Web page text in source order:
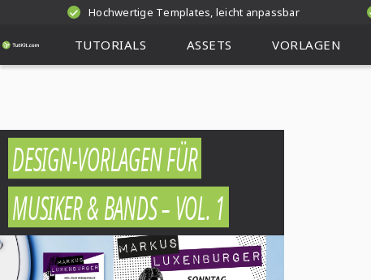
Hochwertige Templates, leicht anpassbar
TUTORIALS ASSETS VORLAGEN
DESIGN-VORLAGEN FÜR
MUSIKER & BANDS – VOL. 1